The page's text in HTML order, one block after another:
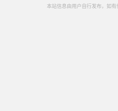
本站信息由用户自行发布，如有